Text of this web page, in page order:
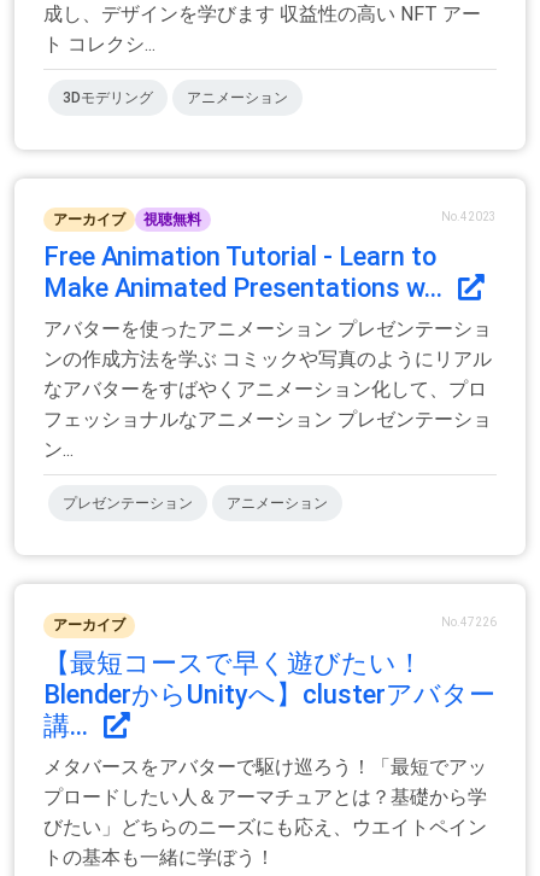
成し、デザインを学びます 収益性の高い NFT アー
ト コレクシ...
3Dモデリング アニメーション
アーカイブ 視聴無料 No.42023
Free Animation Tutorial - Learn to
Make Animated Presentations w...
アバターを使ったアニメーション プレゼンテーショ
ンの作成方法を学ぶ コミックや写真のようにリアル
なアバターをすばやくアニメーション化して、プロ
フェッショナルなアニメーション プレゼンテーショ
ン...
プレゼンテーション アニメーション
アーカイブ No.47226
【最短コースで早く遊びたい！
BlenderからUnityへ】clusterアバター
講...
メタバースをアバターで駆け巡ろう！「最短でアッ
プロードしたい人＆アーマチュアとは？基礎から学
びたい」どちらのニーズにも応え、ウエイトペイン
トの基本も一緒に学ぼう！